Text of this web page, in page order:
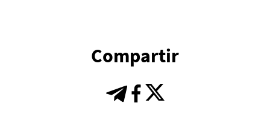
Compartir